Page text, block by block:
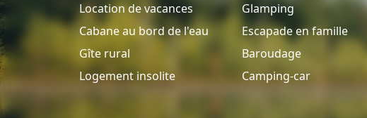
Location de vacances
Cabane au bord de l'eau
Gîte rural
Logement insolite
Glamping
Escapade en famille
Baroudage
Camping-car